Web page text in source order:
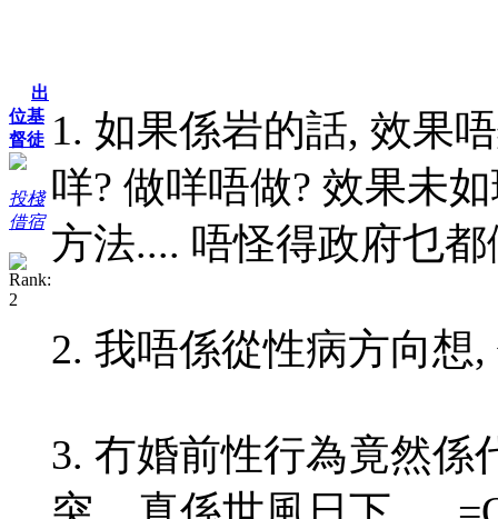
出
位基
督徒
投棧
借宿
1. 如果係岩的話, 效果
咩? 做咩唔做? 效果未
方法.... 唔怪得政府乜
2. 我唔係從性病方向想
3. 冇婚前性行為竟然係